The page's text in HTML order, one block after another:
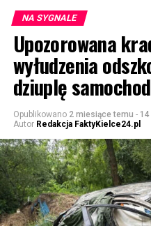
NA SYGNALE
Upozorowana
wyłudzenia
dziuplę
Opublikowano 2 miesiące temu -
Autor Redakcja FaktyKielce24.pl